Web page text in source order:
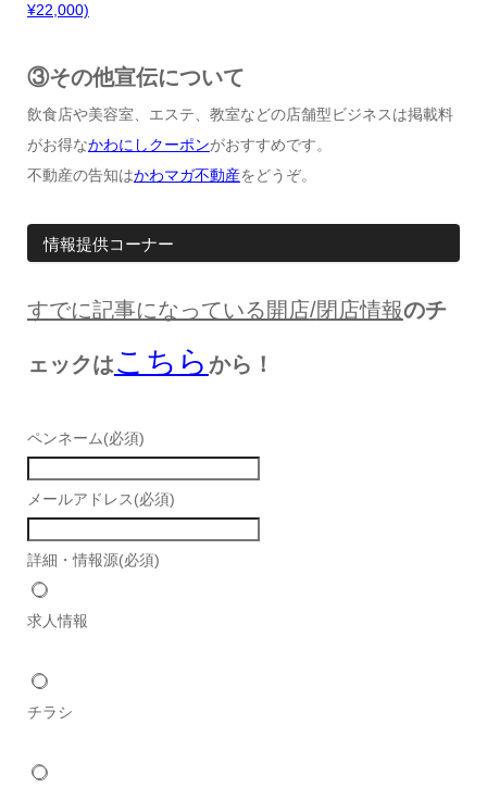
¥22,000)
③その他宣伝について
飲食店や美容室、エステ、教室などの店舗型ビジネスは掲載料
がお得なかわにしクーポンがおすすめです。
不動産の告知はかわマガ不動産をどうぞ。
情報提供コーナー
すでに記事になっている開店/閉店情報のチ
ェックはこちら から！
ペンネーム(必須)
メールアドレス(必須)
詳細・情報源(必須)
求人情報
チラシ